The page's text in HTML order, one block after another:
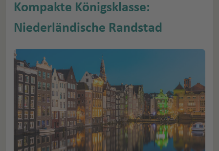
Kompakte Königsklasse:
Niederländische Randstad